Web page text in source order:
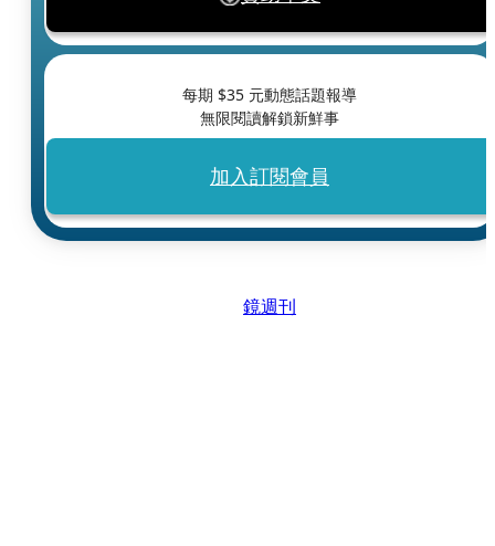
每期 $35 元動態話題報導
無限閱讀解鎖新鮮事
加入訂閱會員
鏡週刊